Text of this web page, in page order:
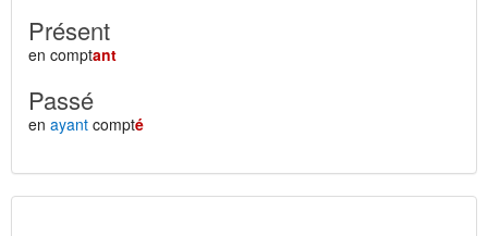
Présent
en comptant
Passé
en ayant compté